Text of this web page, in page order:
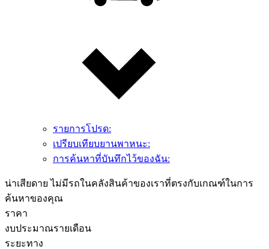
รายการโปรด:
เปรียบเทียบยานพาหนะ:
การค้นหาที่บันทึกไว้ของฉัน:
น่าเสียดาย ไม่มีรถในคลังสินค้าของเราที่ตรงกับเกณฑ์ในการ
ค้นหาของคุณ
ราคา
งบประมาณรายเดือน
ระยะทาง